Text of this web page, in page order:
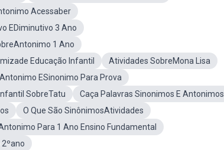
Acessaber
EDiminutivo 3 Ano
1 Ano
Educação Infantil
Atividades SobreMona Lisa
ESinonimo Para Prova
SobreTatu
Caça Palavras Sinonimos E Antonimos
O Que São SinônimosAtividades
Para 1 Ano Ensino Fundamental